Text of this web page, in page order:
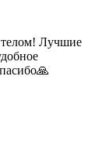
телом! Лучшие